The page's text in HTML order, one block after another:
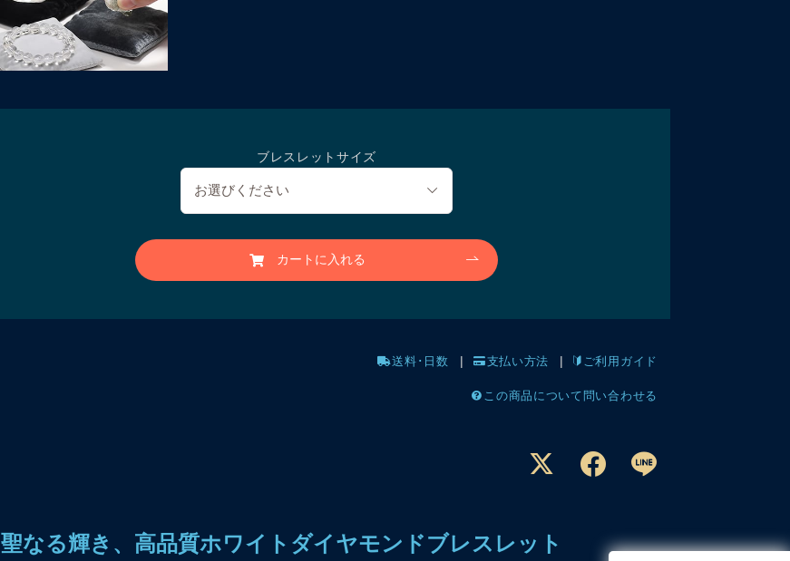
ブレスレットサイズ
カートに入れる
送料･日数 支払い方法 ご利用ガイド
この商品について問い合わせる
聖なる輝き、高品質ホワイトダイヤモンドブレスレット